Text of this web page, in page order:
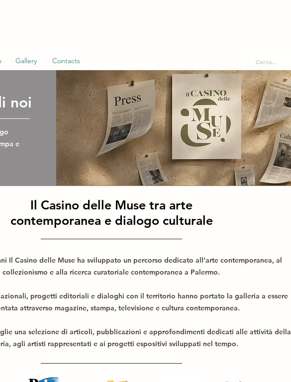
Gallery Contacts
noi
e
Il Casino delle Muse tra arte
contemporanea e dialogo culturale
Il Casino delle Muse ha sviluppato un percorso dedicato all’arte contemporanea, al
collezionismo e alla ricerca curatoriale contemporanea a Palermo.
progetti editoriali e dialoghi con il territorio hanno portato la galleria a essere
attraverso magazine, stampa, televisione e cultura contemporanea.
una selezione di articoli, pubblicazioni e approfondimenti dedicati alle attività della
agli artisti rappresentati e ai progetti espositivi sviluppati nel tempo.